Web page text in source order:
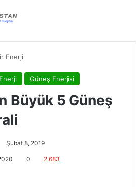
Enerji
Enerji Güneş Enerjisi
Büyük 5 Güneş
Şubat 8, 2019
0 2.683